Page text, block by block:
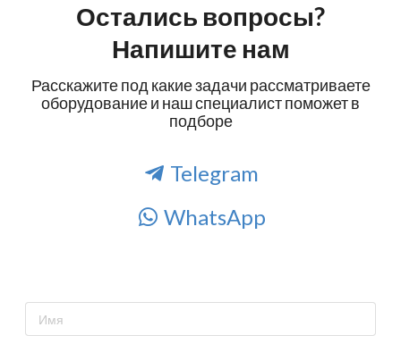
Остались вопросы?
Напишите нам
Расскажите под какие задачи рассматриваете
оборудование и наш специалист поможет в
подборе
Telegram
WhatsApp